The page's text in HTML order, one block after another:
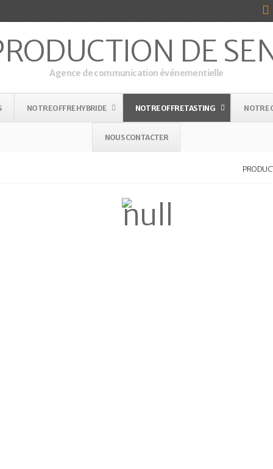
Agence de communication événementielle
NOTRE OFFRE HYBRIDE NOTRE OFFRE TASTING NOTRE
NOUS CONTACTER